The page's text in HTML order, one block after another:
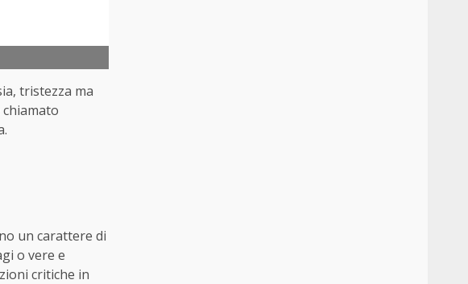
tristezza ma
un carattere di
o vere e
critiche in